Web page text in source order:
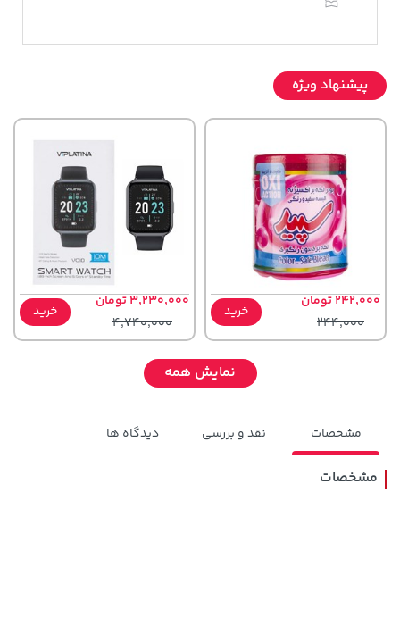
پیشنهاد ویژه
242,000 تومان
244,000
خرید
3,230,000 تومان
4,740,000
خرید
نمایش همه
مشخصات نقد و بررسی دیدگاه ها
مشخصات